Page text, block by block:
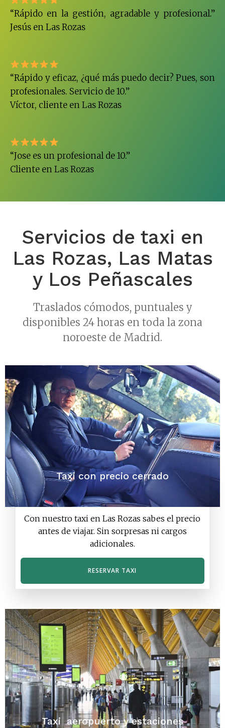
“Rápido en la gestión, agradable y profesional.”
Jesús en Las Rozas
“Rápido y eficaz, ¿qué más puedo decir? Pues, son
profesionales. Servicio de 10.”
Víctor, cliente en Las Rozas
“Jose es un profesional de 10.”
Cliente en Las Rozas
Servicios de taxi en
Las Rozas, Las Matas
y Los Peñascales
Traslados cómodos, puntuales y
disponibles 24 horas en toda la zona
noroeste de Madrid.
Taxi con precio cerrado
Con nuestro taxi en Las Rozas sabes el precio
antes de viajar. Sin sorpresas ni cargos
adicionales.
RESERVAR TAXI
Taxi aeropuerto y estaciones